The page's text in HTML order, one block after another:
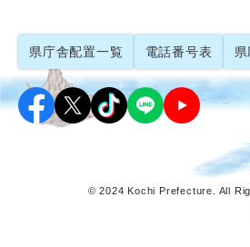
県庁舎配置一覧 電話番号表
© 2024 Kochi Prefecture. All